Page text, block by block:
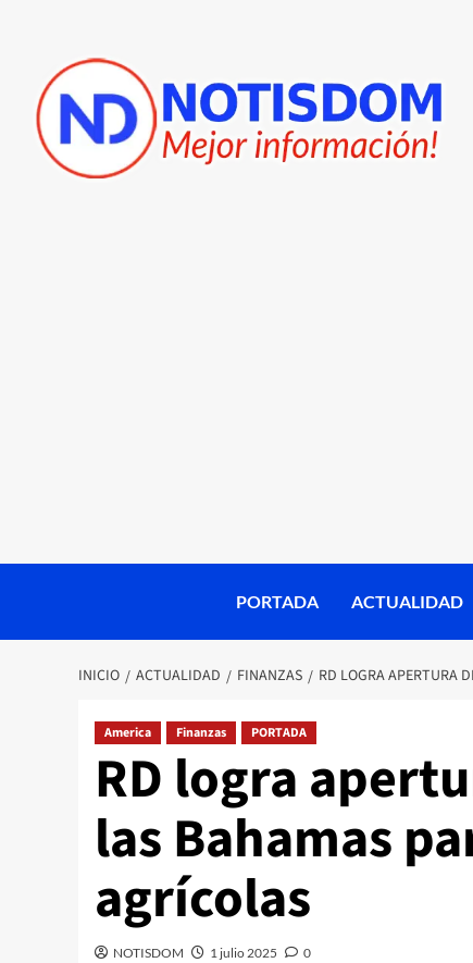
PORTADA ACTUALIDAD
INICIO ACTUALIDAD FINANZAS RD LOGRA APERTURA
America Finanzas PORTADA
RD logra
las Bahamas
agrícolas
NOTISDOM 1 julio 2025 0